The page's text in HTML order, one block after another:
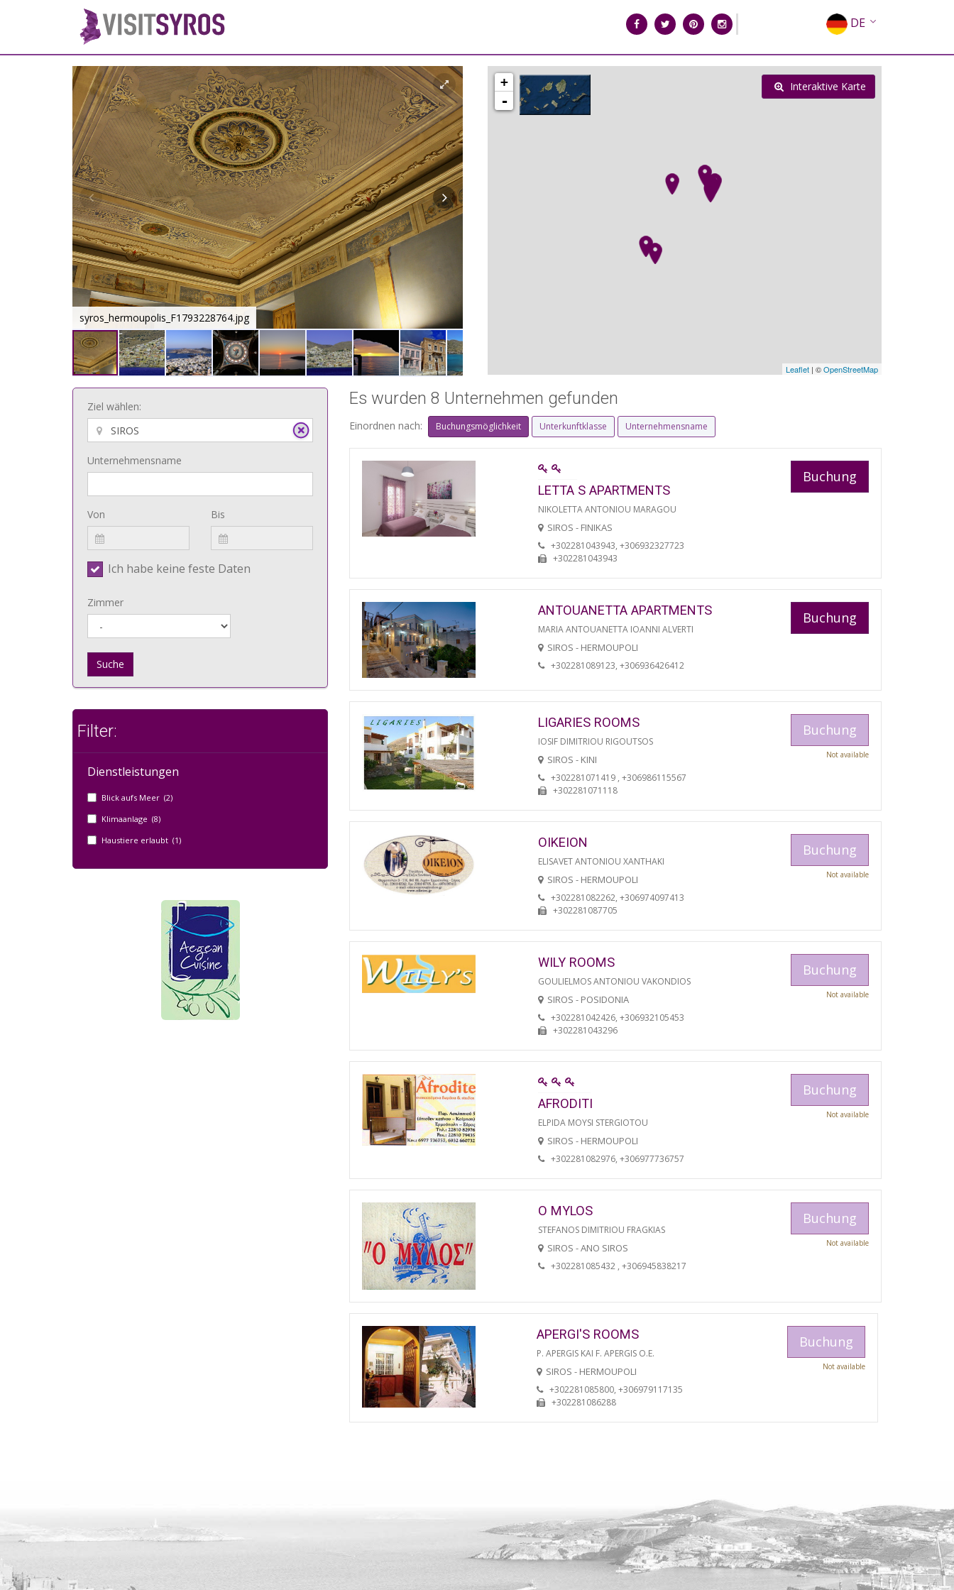
DE
EN
EL
syros_hermoupolis_F1793228764.jpg
+
-
Leaflet | ©OpenStreetMap
Interaktive Karte
Ziel wählen:
Unternehmensname
Von Bis
Ich habe keine feste Daten
Zimmer
Suche
Filter:
Dienstleistungen
Blick aufs Meer (2)
Klimaanlage (8)
Haustiere erlaubt (1)
Es wurden 8 Unternehmen gefunden
Einordnen nach: Buchungsmöglichkeit Unterkunftklasse Unternehmensname
LETTA S APARTMENTS
NIKOLETTA ANTONIOU MARAGOU
SIROS - FINIKAS
+302281043943, +306932327723
+302281043943
Buchung
ANTOUANETTA APARTMENTS
MARIA ANTOUANETTA IOANNI ALVERTI
SIROS - HERMOUPOLI
+302281089123, +306936426412
Buchung
LIGARIES ROOMS
IOSIF DIMITRIOU RIGOUTSOS
SIROS - KINI
+302281071419 , +306986115567
+302281071118
Buchung
Not available
OIKEION
ELISAVET ANTONIOU XANTHAKI
SIROS - HERMOUPOLI
+302281082262, +306974097413
+302281087705
Buchung
Not available
WILY ROOMS
GOULIELMOS ANTONIOU VAKONDIOS
SIROS - POSIDONIA
+302281042426, +306932105453
+302281043296
Buchung
Not available
AFRODITI
ELPIDA MOYSI STERGIOTOU
SIROS - HERMOUPOLI
+302281082976, +306977736757
Buchung
Not available
O MYLOS
STEFANOS DIMITRIOU FRAGKIAS
SIROS - ANO SIROS
+302281085432 , +306945838217
Buchung
Not available
APERGI'S ROOMS
P. APERGIS KAI F. APERGIS O.E.
SIROS - HERMOUPOLI
+302281085800, +306979117135
+302281086288
Buchung
Not available